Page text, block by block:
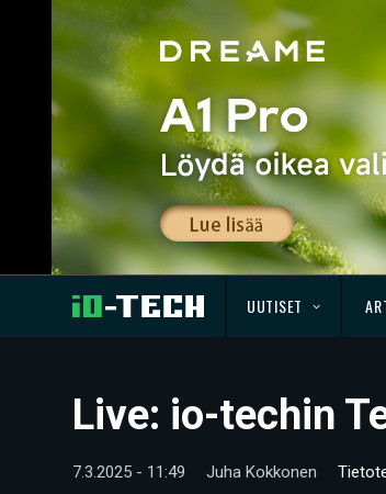
UUTISET
Live: io-techin
7.3.2025 - 11:49 Juha Kokkonen